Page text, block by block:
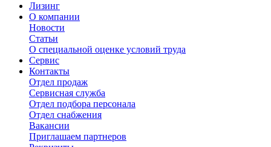
Лизинг
О компании
Новости
Статьи
О специальной оценке условий труда
Сервис
Контакты
Отдел продаж
Сервисная служба
Отдел подбора персонала
Отдел снабжения
Вакансии
Приглашаем партнеров